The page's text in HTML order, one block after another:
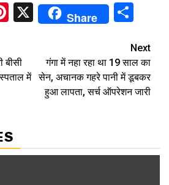
Pinterest
X Share
बीसी
में
Next
गंगा में नहा रहा था 19 साल का
सेन, अचानक गहरे पानी में डूबकर
हुआ लापता, सर्च ऑपरेशन जारी